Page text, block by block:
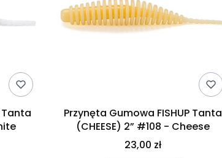
Tanta
Przynęta Gumowa FISHUP Tanta
(CHEESE) 2” #108 - Cheese
23,00 zł